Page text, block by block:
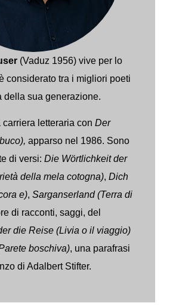
(Vaduz 1956) vive per lo
considerato tra i migliori poeti
della sua generazione.
letteraria con Der
apparso nel 1986. Sono
di versi: Die Wörtlichkeit der
della mela cotogna), Dich
e), Sarganserland (Terra di
di racconti, saggi, del
die Reise (Livia o il viaggio)
boschiva), una parafrasi
di Adalbert Stifter.